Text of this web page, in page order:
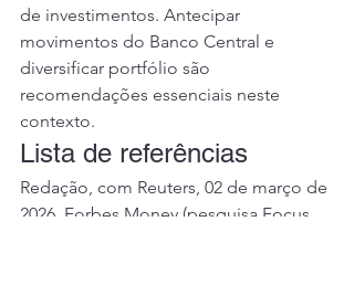
de investimentos. Antecipar
movimentos do Banco Central e
diversificar portfólio são
recomendações essenciais neste
contexto.
Lista de referências
Redação, com Reuters, 02 de março de
2026, Forbes Money (pesquisa Focus